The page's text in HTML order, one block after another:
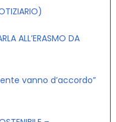
ALL’ERASMO DA
vanno d’accordo”